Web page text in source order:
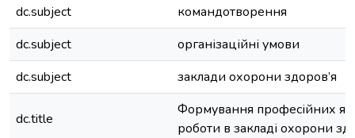
dc.subject
командотворення
dc.subject
організаційні умови
dc.subject
заклади охорони здоров’я
dc.title
Формування професійних
роботи в закладі охорони